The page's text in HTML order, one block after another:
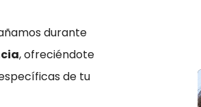
durante
, ofreciéndote
de tu